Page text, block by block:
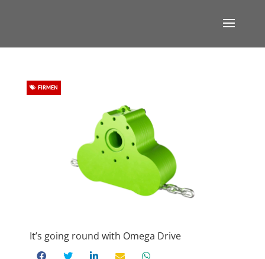
It’s going round with Omega Drive
FIRMEN